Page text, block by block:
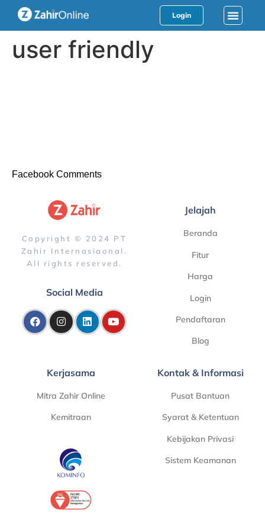
Login
user friendly
Facebook Comments
Copyright © 2024 PT
Zahir Internasiaonal.
All rights reserved.
Social Media
Jelajah
Beranda
Fitur
Harga
Login
Pendaftaran
Blog
Kerjasama
Mitra Zahir Online
Kemitraan
Kontak & Informasi
Pusat Bantuan
Syarat & Ketentuan
Kebijakan Privasi
Sistem Keamanan